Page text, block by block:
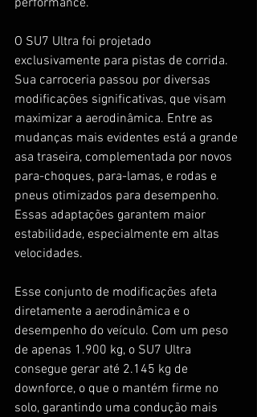
O SU7 Ultra foi projetado
exclusivamente para pistas de corrida.
Sua carroceria passou por diversas
modificações significativas, que visam
maximizar a aerodinâmica. Entre as
mudanças mais evidentes está a grande
asa traseira, complementada por novos
para-choques, para-lamas, e rodas e
pneus otimizados para desempenho.
Essas adaptações garantem maior
estabilidade, especialmente em altas
velocidades.
Esse conjunto de modificações afeta
diretamente a aerodinâmica e o
desempenho do veículo. Com um peso
de apenas 1.900 kg, o SU7 Ultra
consegue gerar até 2.145 kg de
downforce, o que o mantém firme no
solo, garantindo uma condução mais